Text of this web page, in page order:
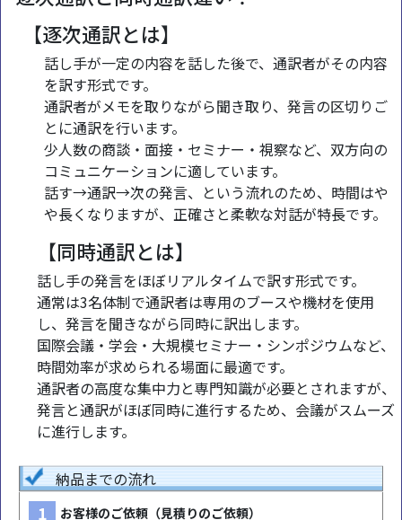
【逐次通訳とは】
話し手が一定の内容を話した後で、通訳者がその内容
を訳す形式です。
通訳者がメモを取りながら聞き取り、発言の区切りご
とに通訳を行います。
少人数の商談・面接・セミナー・視察など、双方向の
コミュニケーションに適しています。
話す→通訳→次の発言、という流れのため、時間はや
や長くなりますが、正確さと柔軟な対話が特長です。
【同時通訳とは】
話し手の発言をほぼリアルタイムで訳す形式です。
通常は3名体制で通訳者は専用のブースや機材を使用
し、発言を聞きながら同時に訳出します。
国際会議・学会・大規模セミナー・シンポジウムなど、
時間効率が求められる場面に最適です。
通訳者の高度な集中力と専門知識が必要とされますが、
発言と通訳がほぼ同時に進行するため、会議がスムーズ
に進行します。
納品までの流れ
1 お客様のご依頼（見積りのご依頼）